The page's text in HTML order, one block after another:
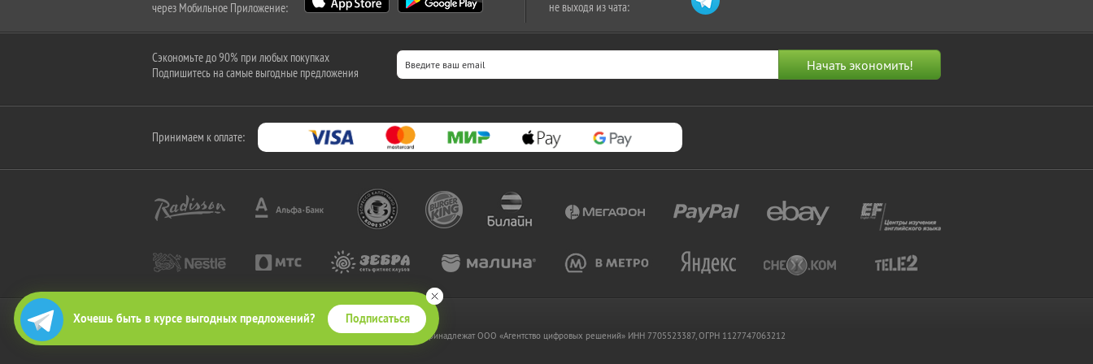
Хочешь быть в курсе выгодных предложений? Подписаться
через Мобильное Приложение:
не выходя из чата:
Сэкономьте до 90% при любых покупках
Подпишитесь на самые выгодные предложения
Принимаем к оплате:
2010-2026 © КупиКупон. Все права защищены.
Все права на товарный знак "КупиКупон" и на сайт www.kupikupon.ru принадлежат OOO «Агентство цифровых решений» ИНН 7705523387, ОГРН 1127747063212